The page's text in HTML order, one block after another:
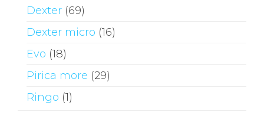
Dexter (69)
Dexter micro (16)
Evo (18)
Pirica more (29)
Ringo (1)